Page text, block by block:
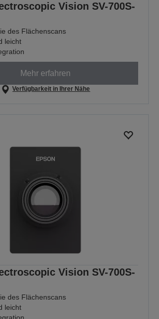
Vision SV-700S-
des Flächenscans
leicht
Mehr erfahren
Verfügbarkeit in Ihrer Nähe
Vision SV-700S-
des Flächenscans
leicht